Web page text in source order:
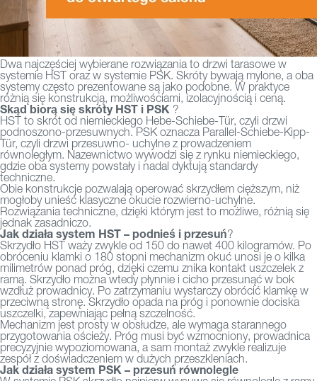
Dwa najczęściej wybierane rozwiązania to drzwi tarasowe w
systemie HST oraz w systemie PSK. Skróty bywają mylone, a oba
systemy często prezentowane są jako podobne. W praktyce
różnią się konstrukcją, możliwościami, izolacyjnością i ceną.
Skąd biorą się skróty HST i PSK ?
HST to skrót od niemieckiego Hebe-Schiebe-Tür, czyli drzwi
podnoszono-przesuwnych. PSK oznacza Parallel-Schiebe-Kipp-
Tür, czyli drzwi przesuwno- uchylne z prowadzeniem
równoległym. Nazewnictwo wywodzi się z rynku niemieckiego,
gdzie oba systemy powstały i nadal dyktują standardy
techniczne.
Obie konstrukcje pozwalają operować skrzydłem cięższym, niż
mogłoby unieść klasyczne okucie rozwierno-uchylne.
Rozwiązania techniczne, dzięki którym jest to możliwe, różnią się
jednak zasadniczo.
Jak działa system HST – podnieś i przesuń?
Skrzydło HST waży zwykle od 150 do nawet 400 kilogramów. Po
obróceniu klamki o 180 stopni mechanizm okuć unosi je o kilka
milimetrów ponad próg, dzięki czemu znika kontakt uszczelek z
ramą. Skrzydło można wtedy płynnie i cicho przesunąć w bok
wzdłuż prowadnicy. Po zatrzymaniu wystarczy obrócić klamkę w
przeciwną stronę. Skrzydło opada na próg i ponownie dociska
uszczelki, zapewniając pełną szczelność.
Mechanizm jest prosty w obsłudze, ale wymaga starannego
przygotowania ościeży. Próg musi być wzmocniony, prowadnica
precyzyjnie wypoziomowana, a sam montaż zwykle realizuje
zespół z doświadczeniem w dużych przeszkleniach.
Jak działa system PSK – przesuń równolegle